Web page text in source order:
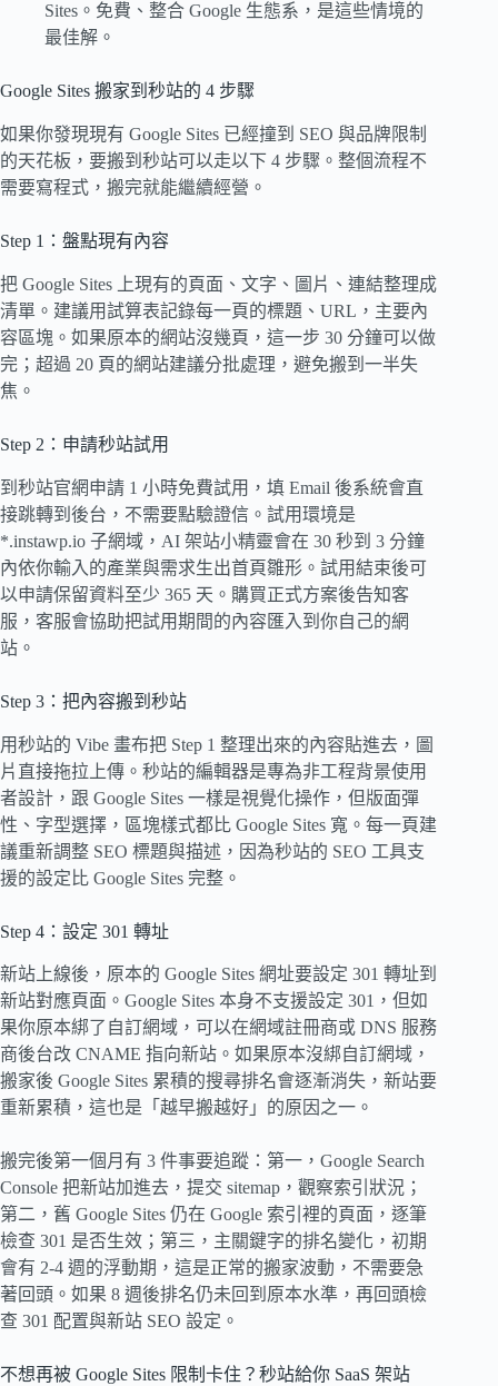
Sites。免費、整合 Google 生態系，是這些情境的
最佳解。
Google Sites 搬家到秒站的 4 步驟
如果你發現現有 Google Sites 已經撞到 SEO 與品牌限制
的天花板，要搬到秒站可以走以下 4 步驟。整個流程不
需要寫程式，搬完就能繼續經營。
Step 1：盤點現有內容
把 Google Sites 上現有的頁面、文字、圖片、連結整理成
清單。建議用試算表記錄每一頁的標題、URL，主要內
容區塊。如果原本的網站沒幾頁，這一步 30 分鐘可以做
完；超過 20 頁的網站建議分批處理，避免搬到一半失
焦。
Step 2：申請秒站試用
到秒站官網申請 1 小時免費試用，填 Email 後系統會直
接跳轉到後台，不需要點驗證信。試用環境是
*.instawp.io 子網域，AI 架站小精靈會在 30 秒到 3 分鐘
內依你輸入的產業與需求生出首頁雛形。試用結束後可
以申請保留資料至少 365 天。購買正式方案後告知客
服，客服會協助把試用期間的內容匯入到你自己的網
站。
Step 3：把內容搬到秒站
用秒站的 Vibe 畫布把 Step 1 整理出來的內容貼進去，圖
片直接拖拉上傳。秒站的編輯器是專為非工程背景使用
者設計，跟 Google Sites 一樣是視覺化操作，但版面彈
性、字型選擇，區塊樣式都比 Google Sites 寬。每一頁建
議重新調整 SEO 標題與描述，因為秒站的 SEO 工具支
援的設定比 Google Sites 完整。
Step 4：設定 301 轉址
新站上線後，原本的 Google Sites 網址要設定 301 轉址到
新站對應頁面。Google Sites 本身不支援設定 301，但如
果你原本綁了自訂網域，可以在網域註冊商或 DNS 服務
商後台改 CNAME 指向新站。如果原本沒綁自訂網域，
搬家後 Google Sites 累積的搜尋排名會逐漸消失，新站要
重新累積，這也是「越早搬越好」的原因之一。
搬完後第一個月有 3 件事要追蹤：第一，Google Search
Console 把新站加進去，提交 sitemap，觀察索引狀況；
第二，舊 Google Sites 仍在 Google 索引裡的頁面，逐筆
檢查 301 是否生效；第三，主關鍵字的排名變化，初期
會有 2-4 週的浮動期，這是正常的搬家波動，不需要急
著回頭。如果 8 週後排名仍未回到原本水準，再回頭檢
查 301 配置與新站 SEO 設定。
不想再被 Google Sites 限制卡住？秒站給你 SaaS 架站